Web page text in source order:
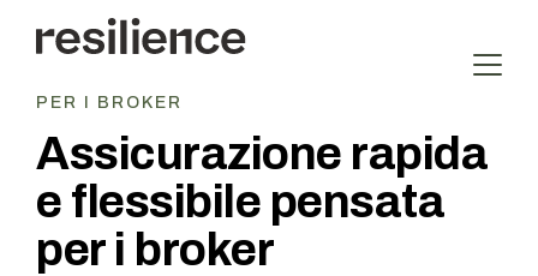
contenuto
PER I BROKER
Assicurazione rapida
e flessibile pensata
per i broker